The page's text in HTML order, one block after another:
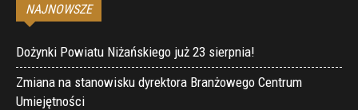
NAJNOWSZE
Dożynki Powiatu Niżańskiego już 23 sierpnia!
Zmiana na stanowisku dyrektora Branżowego Centrum
Umiejętności